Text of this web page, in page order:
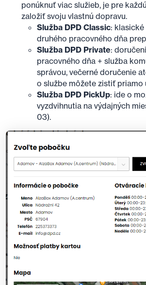
ponúknuť viac služieb, je pre
založiť svoju vlastnú dopravu.
Služba DPD Classic:
druhého pracovného dňa
Služba DPD Private:
pracovného dňa + služba
správou, večerné doručenie
o službe môžete zistiť priamo
Služba DPD PickUp: ide o
vyzdvihnutia na výdajných
03).